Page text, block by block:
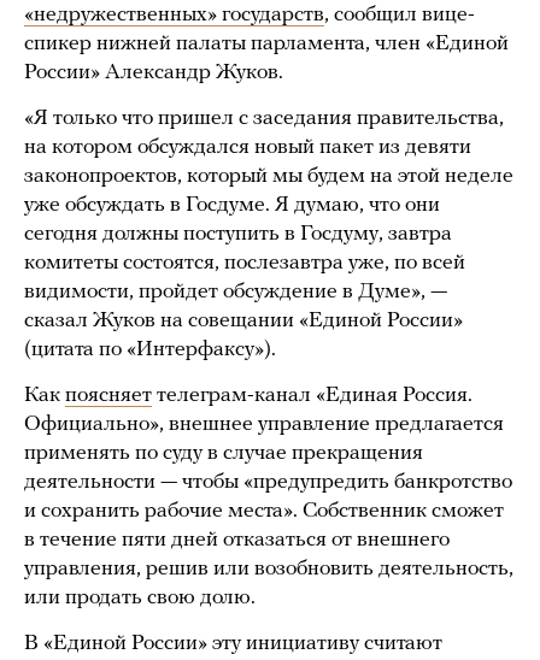
«недружественных» государств, сообщил вице-
спикер нижней палаты парламента, член «Единой
России» Александр Жуков.
«Я только что пришел с заседания правительства,
на котором обсуждался новый пакет из девяти
законопроектов, который мы будем на этой неделе
уже обсуждать в Госдуме. Я думаю, что они
сегодня должны поступить в Госдуму, завтра
комитеты состоятся, послезавтра уже, по всей
видимости, пройдет обсуждение в Думе», —
сказал Жуков на совещании «Единой России»
(цитата по «Интерфаксу»).
Как поясняет телеграм-канал «Единая Россия.
Официально», внешнее управление предлагается
применять по суду в случае прекращения
деятельности — чтобы «предупредить банкротство
и сохранить рабочие места». Собственник сможет
в течение пяти дней отказаться от внешнего
управления, решив или возобновить деятельность,
или продать свою долю.
В «Единой России» эту инициативу считают